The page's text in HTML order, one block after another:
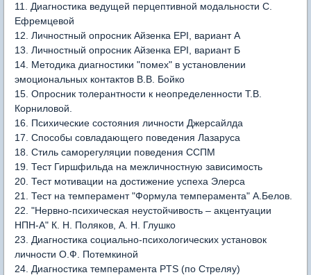
11. Диагностика ведущей перцептивной модальности С.
Ефремцевой
12. Личностный опросник Айзенка EPI, вариант A
13. Личностный опросник Айзенка EPI, вариант Б
14. Методика диагностики "помех" в установлении
эмоциональных контактов В.В. Бойко
15. Опросник толерантности к неопределенности Т.В.
Корниловой.
16. Психические состояния личности Джерсайлда
17. Способы совладающего поведения Лазаруса
18. Стиль саморегуляции поведения ССПМ
19. Тест Гиршфильда на межличностную зависимость
20. Тест мотивации на достижение успеха Элерса
21. Тест на темперамент "Формула темперамента" А.Белов.
22. "Нервно-психическая неустойчивость – акцентуации
НПН-А" К. Н. Поляков, А. Н. Глушко
23. Диагностика социально-психологических установок
личности О.Ф. Потемкиной
24. Диагностика темперамента PTS (по Стреляу)